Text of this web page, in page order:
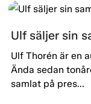
Ulf säljer sin
Ulf Thorén är en
Ända sedan
samlat på pres...